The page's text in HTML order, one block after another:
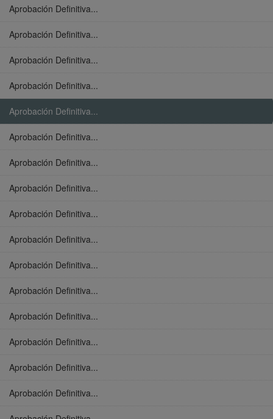
Aprobación Definitiva...
Aprobación Definitiva...
Aprobación Definitiva...
Aprobación Definitiva...
Aprobación Definitiva...
Aprobación Definitiva...
Aprobación Definitiva...
Aprobación Definitiva...
Aprobación Definitiva...
Aprobación Definitiva...
Aprobación Definitiva...
Aprobación Definitiva...
Aprobación Definitiva...
Aprobación Definitiva...
Aprobación Definitiva...
Aprobación Definitiva...